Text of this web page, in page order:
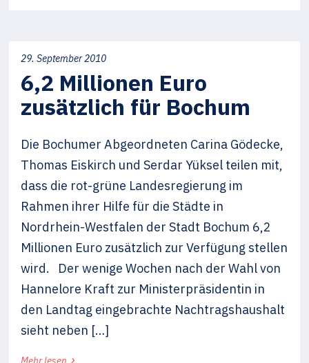
29. September 2010
6,2 Millionen Euro
zusätzlich für Bochum
Die Bochumer Abgeordneten Carina Gödecke,
Thomas Eiskirch und Serdar Yüksel teilen mit,
dass die rot-grüne Landesregierung im
Rahmen ihrer Hilfe für die Städte in
Nordrhein-Westfalen der Stadt Bochum 6,2
Millionen Euro zusätzlich zur Verfügung stellen
wird. Der wenige Wochen nach der Wahl von
Hannelore Kraft zur Ministerpräsidentin in
den Landtag eingebrachte Nachtragshaushalt
sieht neben […]